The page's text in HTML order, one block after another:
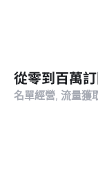
從零到百萬
名單經營, 流量獲